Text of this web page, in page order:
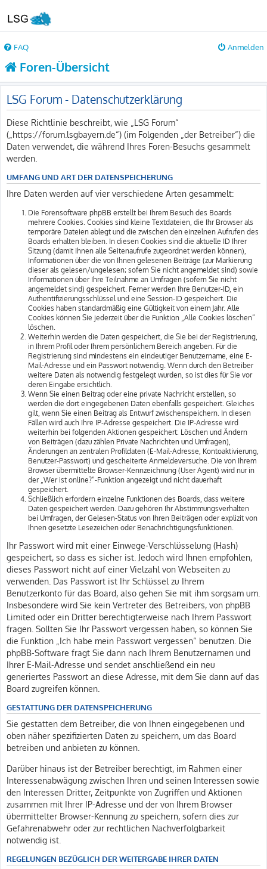
FAQ Anmelden
Foren-Übersicht
LSG Forum - Datenschutzerklärung
Diese Richtlinie beschreibt, wie „LSG Forum“
(„https://forum.lsgbayern.de“) (im Folgenden „der Betreiber“) die
Daten verwendet, die während Ihres Foren-Besuchs gesammelt
werden.
UMFANG UND ART DER DATENSPEICHERUNG
Ihre Daten werden auf vier verschiedene Arten gesammelt:
Die Forensoftware phpBB erstellt bei Ihrem Besuch des Boards
mehrere Cookies. Cookies sind kleine Textdateien, die Ihr Browser als
temporäre Dateien ablegt und die zwischen den einzelnen Aufrufen des
Boards erhalten bleiben. In diesen Cookies sind die aktuelle ID Ihrer
Sitzung (damit Ihnen alle Seitenaufrufe zugeordnet werden können),
Informationen über die von Ihnen gelesenen Beiträge (zur Markierung
dieser als gelesen/ungelesen; sofern Sie nicht angemeldet sind) sowie
Informationen über Ihre Teilnahme an Umfragen (sofern Sie nicht
angemeldet sind) gespeichert. Ferner werden Ihre Benutzer-ID, ein
Authentifizierungsschlüssel und eine Session-ID gespeichert. Die
Cookies haben standardmäßig eine Gültigkeit von einem Jahr. Alle
Cookies können Sie jederzeit über die Funktion „Alle Cookies löschen“
löschen.
Weiterhin werden die Daten gespeichert, die Sie bei der Registrierung,
in Ihrem Profil oder Ihrem persönlichem Bereich angeben. Für die
Registrierung sind mindestens ein eindeutiger Benutzername, eine E-
Mail-Adresse und ein Passwort notwendig. Wenn durch den Betreiber
weitere Daten als notwendig festgelegt wurden, so ist dies für Sie vor
deren Eingabe ersichtlich.
Wenn Sie einen Beitrag oder eine private Nachricht erstellen, so
werden die dort eingegebenen Daten ebenfalls gespeichert. Gleiches
gilt, wenn Sie einen Beitrag als Entwurf zwischenspeichern. In diesen
Fällen wird auch Ihre IP-Adresse gespeichert. Die IP-Adresse wird
weiterhin bei folgenden Aktionen gespeichert: Löschen und Ändern
von Beiträgen (dazu zählen Private Nachrichten und Umfragen),
Änderungen an zentralen Profildaten (E-Mail-Adresse, Kontoaktivierung,
Benutzer-Passwort) und gescheiterte Anmeldeversuche. Die von Ihrem
Browser übermittelte Browser-Kennzeichnung (User Agent) wird nur in
der „Wer ist online?“-Funktion angezeigt und nicht dauerhaft
gespeichert.
Schließlich erfordern einzelne Funktionen des Boards, dass weitere
Daten gespeichert werden. Dazu gehören Ihr Abstimmungsverhalten
bei Umfragen, der Gelesen-Status von Ihren Beiträgen oder explizit von
Ihnen gesetzte Lesezeichen oder Benachrichtigungsfunktionen.
Ihr Passwort wird mit einer Einwege-Verschlüsselung (Hash)
gespeichert, so dass es sicher ist. Jedoch wird Ihnen empfohlen,
dieses Passwort nicht auf einer Vielzahl von Webseiten zu
verwenden. Das Passwort ist Ihr Schlüssel zu Ihrem
Benutzerkonto für das Board, also gehen Sie mit ihm sorgsam um.
Insbesondere wird Sie kein Vertreter des Betreibers, von phpBB
Limited oder ein Dritter berechtigterweise nach Ihrem Passwort
fragen. Sollten Sie Ihr Passwort vergessen haben, so können Sie
die Funktion „Ich habe mein Passwort vergessen“ benutzen. Die
phpBB-Software fragt Sie dann nach Ihrem Benutzernamen und
Ihrer E-Mail-Adresse und sendet anschließend ein neu
generiertes Passwort an diese Adresse, mit dem Sie dann auf das
Board zugreifen können.
GESTATTUNG DER DATENSPEICHERUNG
Sie gestatten dem Betreiber, die von Ihnen eingegebenen und
oben näher spezifizierten Daten zu speichern, um das Board
betreiben und anbieten zu können.
Darüber hinaus ist der Betreiber berechtigt, im Rahmen einer
Interessenabwägung zwischen Ihren und seinen Interessen sowie
den Interessen Dritter, Zeitpunkte von Zugriffen und Aktionen
zusammen mit Ihrer IP-Adresse und der von Ihrem Browser
übermittelter Browser-Kennung zu speichern, sofern dies zur
Gefahrenabwehr oder zur rechtlichen Nachverfolgbarkeit
notwendig ist.
REGELUNGEN BEZÜGLICH DER WEITERGABE IHRER DATEN